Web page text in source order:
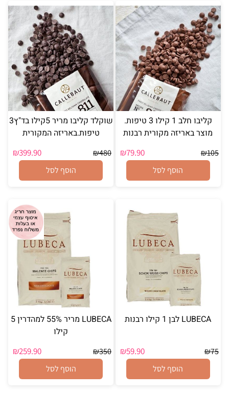
קליבו חלב 1 קילו 3 טיפות.
מוצר באריזה מקורית רבנות
₪105
₪79.90
הוסף לסל
שוקלד קליבו מריר 5קילו בד"ץ3
טיפות.באריזה המקורית
₪480
₪399.90
הוסף לסל
LUBECA לבן 1 קילו רבנות
₪75
₪59.90
הוסף לסל
LUBECA מריר 55% למהדרין 5
קילו
₪350
₪259.90
הוסף לסל